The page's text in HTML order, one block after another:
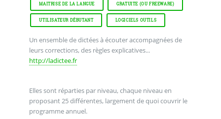
MAITRISE DE LA LANGUE GRATUITE (OU FREEWARE)
UTILISATEUR DÉBUTANT LOGICIELS OUTILS
Un ensemble de dictées à écouter accompagnées de
leurs corrections, des règles explicatives...
http://ladictee.fr
Elles sont réparties par niveau, chaque niveau en
proposant 25 différentes, largement de quoi couvrir le
programme annuel.